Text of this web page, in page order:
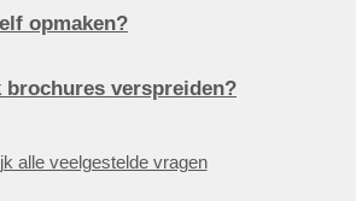
opmaken?
verspreiden?
alle veelgestelde vragen